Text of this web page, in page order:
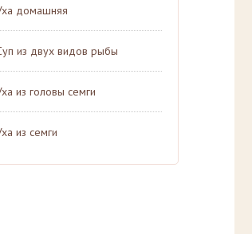
домашняя
из двух видов рыбы
из головы семги
из семги